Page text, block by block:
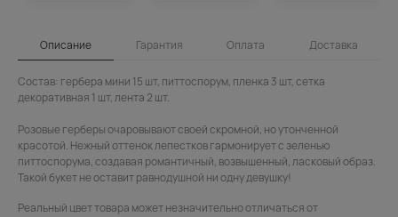
Описание Гарантия Оплата Доставка
Состав: гербера мини 15 шт, питтоспорум, пленка 3 шт, сетка
декоративная 1 шт, лента 2 шт.
Розовые герберы очаровывают своей скромной, но утонченной
красотой. Нежный оттенок лепестков гармонирует с зеленью
питтоспорума, создавая романтичный, возвышенный, ласковый образ.
Такой букет не оставит равнодушной ни одну девушку!
Реальный цвет товара может незначительно отличаться от